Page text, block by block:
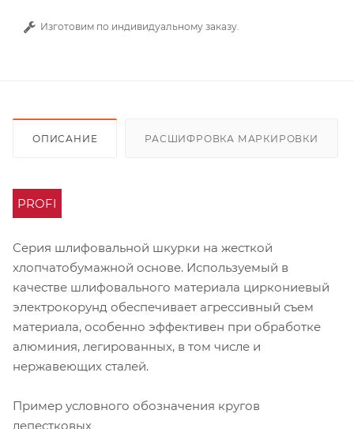
Изготовим по индивидуальному заказу.
ОПИСАНИЕ РАСШИФРОВКА МАРКИРОВКИ
PROFI
Серия шлифовальной шкурки на жесткой
хлопчатобумажной основе. Используемый в
качестве шлифовального материала циркониевый
электрокорунд обеспечивает агрессивный съем
материала, особенно эффективен при обработке
алюминия, легированных, в том числе и
нержавеющих сталей.
Пример условного обозначения кругов
лепестковых